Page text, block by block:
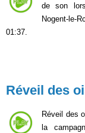
de son
Nogent-le-
01:37.
Réveil des
Réveil des
la